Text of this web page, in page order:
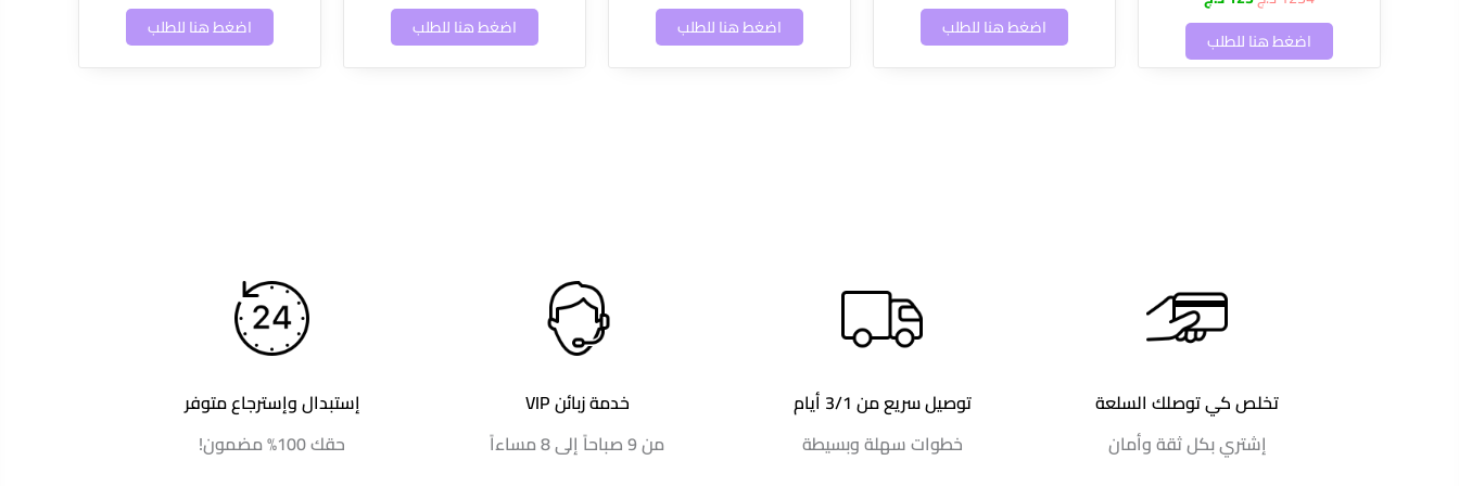
اضغط هنا للطلب اضغط هنا للطلب اضغط هنا للطلب اضغط هنا للطلب اضغط هنا للطلب
تخلص كي توصلك السلعة
إشتري بكل ثقة وأمان
توصيل سريع من 3/1 أيام
خطوات سهلة وبسيطة
خدمة زبائن VIP
من 9 صباحاً إلى 8 مساءاً
إستبدال وإسترجاع متوفر
حقك 100% مضمون!